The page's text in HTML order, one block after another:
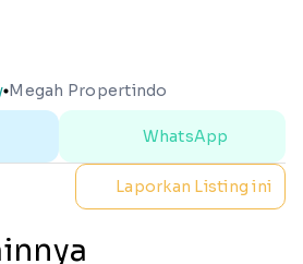
lens Megah Propertindo
WhatsApp
Laporkan Listing ini